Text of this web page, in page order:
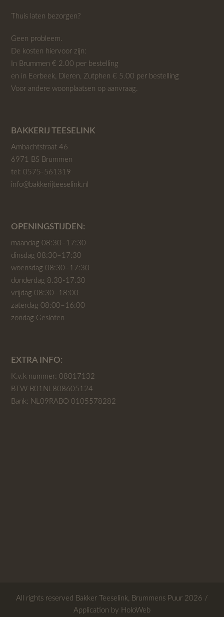
Thuis laten bezorgen?
Geen probleem.
De kosten hiervoor zijn:
In Brummen € 2.00 per bestelling
en in Eerbeek, Dieren, Zutphen € 5.00 per bestelling
Voor andere woonplaatsen op aanvraag.
BAKKERIJ TEESELINK
Ambachtstraat 46
6971 BS Brummen
tel:0575-561319
info@bakkerijteeselink.nl
OPENINGSTIJDEN:
maandag 08:30–17:30
dinsdag 08:30–17:30
woensdag 08:30–17:30
donderdag 8.30-17.30
vrijdag 08:30–18:00
zaterdag 08:00–16:00
zondag Gesloten
EXTRA INFO:
K.v.k nummer: 08017132
BTW B01NL808605124
Bank: NL09RABO 0105578282
All rights reserved Bakker Teeselink, Brummens Puur 2026 /
Application by HoloWeb